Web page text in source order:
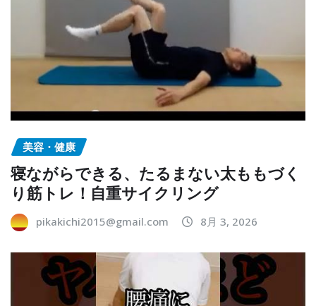
美容・健康
寝ながらできる、たるまない太ももづく
り筋トレ！自重サイクリング
pikakichi2015@gmail.com 8月 3, 2026